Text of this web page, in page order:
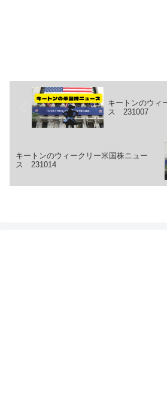
キートンのウィ
ス 231007
キートンのウィークリー米国株ニュー
ス 231014